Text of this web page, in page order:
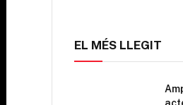
EL MÉS LLEGIT